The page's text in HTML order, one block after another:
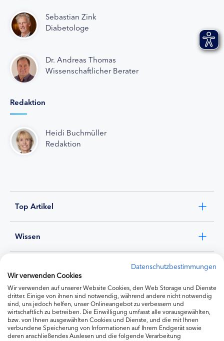
Sebastian Zink
Diabetologe
Dr. Andreas Thomas
Wissenschaftlicher Berater
Redaktion
Heidi Buchmüller
Redaktion
Top Artikel
Wissen
Ernährung
Produkte
Datenschutzbestimmungen
Wir verwenden Cookies
Wir verwenden auf unserer Website Cookies, den Web Storage und Dienste
dritter. Einige von ihnen sind notwendig, während andere nicht notwendig
sind, uns jedoch helfen, unser Onlineangebot zu verbessern und
wirtschaftlich zu betreiben. Die Einwilligung umfasst alle vorausgewählten,
bzw. von Ihnen ausgewählten Cookies und Dienste, und die mit Ihnen
verbundene Speicherung von Informationen auf Ihrem Endgerät sowie
deren anschließendes Auslesen und die folgende Verarbeitung